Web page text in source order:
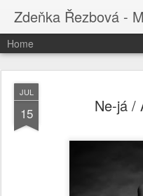
Zdeňka Řezbová -
Home
JUL
15 Ne-já /